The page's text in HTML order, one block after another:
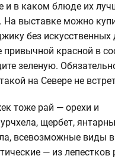
и в каком блюде их
На выставке можно
без искусственных
красной в
зеленую.
на Севере не
тоже рай — орехи и
щербет,
всевозможные виды
— из лепестков